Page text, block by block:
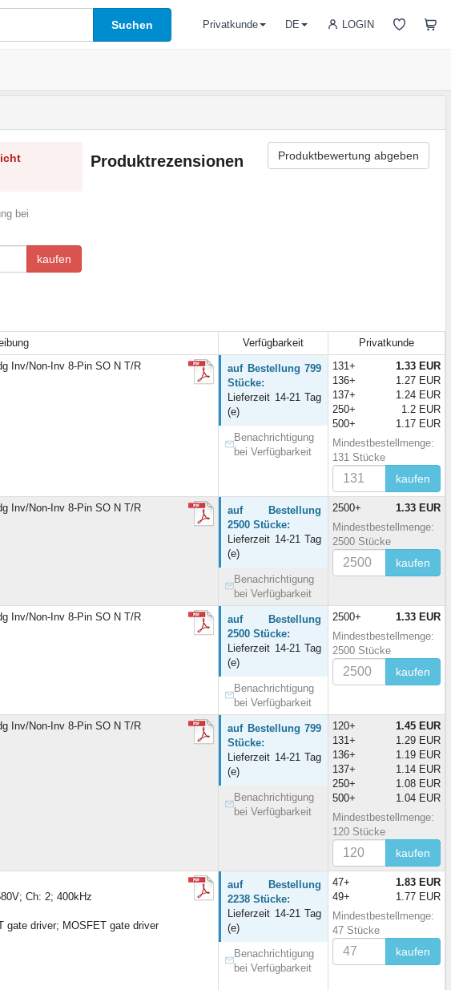
Suchen LOGIN
Privatkunde DE
bei
kaufen
Produktrezensionen Produktbewertung abgeben
Verfügbarkeit
Privatkunde
Inv/Non-Inv 8-Pin SO N T/R
auf Bestellung 799
Stücke:
Lieferzeit 14-21 Tag
(e)
Benachrichtigung
bei Verfügbarkeit
131+
1.33 EUR
136+
1.27 EUR
137+
1.24 EUR
250+
1.2 EUR
500+
1.17 EUR
Mindestbestellmenge:
131 Stücke
kaufen
Inv/Non-Inv 8-Pin SO N T/R
auf Bestellung
2500 Stücke:
Lieferzeit 14-21 Tag
(e)
Benachrichtigung
bei Verfügbarkeit
2500+
1.33 EUR
Mindestbestellmenge:
2500 Stücke
kaufen
Inv/Non-Inv 8-Pin SO N T/R
auf Bestellung
2500 Stücke:
Lieferzeit 14-21 Tag
(e)
Benachrichtigung
bei Verfügbarkeit
2500+
1.33 EUR
Mindestbestellmenge:
2500 Stücke
kaufen
Inv/Non-Inv 8-Pin SO N T/R
auf Bestellung 799
Stücke:
Lieferzeit 14-21 Tag
(e)
Benachrichtigung
bei Verfügbarkeit
120+
1.45 EUR
131+
1.29 EUR
136+
1.19 EUR
137+
1.14 EUR
250+
1.08 EUR
500+
1.04 EUR
Mindestbestellmenge:
120 Stücke
kaufen
Ch: 2; 400kHz
gate driver; MOSFET gate driver
auf Bestellung
2238 Stücke:
Lieferzeit 14-21 Tag
(e)
Benachrichtigung
bei Verfügbarkeit
47+
1.83 EUR
49+
1.77 EUR
Mindestbestellmenge:
47 Stücke
kaufen